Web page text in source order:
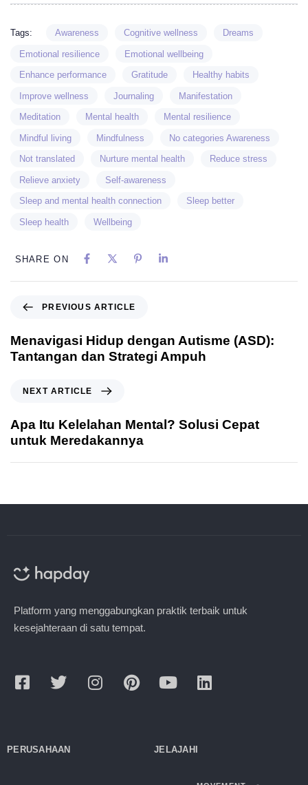
Tags: Awareness Cognitive wellness Dreams
Emotional resilience Emotional wellbeing
Enhance performance Gratitude Healthy habits
Improve wellness Journaling Manifestation
Meditation Mental health Mental resilience
Mindful living Mindfulness No categories Awareness
Not translated Nurture mental health Reduce stress
Relieve anxiety Self-awareness
Sleep and mental health connection Sleep better
Sleep health Wellbeing
SHARE ON
PREVIOUS ARTICLE
Menavigasi Hidup dengan Autisme (ASD):
Tantangan dan Strategi Ampuh
NEXT ARTICLE
Apa Itu Kelelahan Mental? Solusi Cepat
untuk Meredakannya
Platform yang menggabungkan praktik terbaik untuk
kesejahteraan di satu tempat.
PERUSAHAAN JELAJAHI